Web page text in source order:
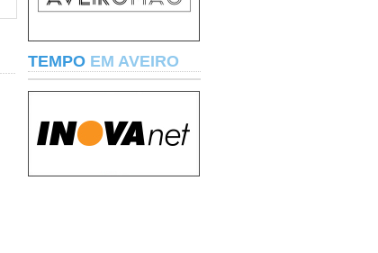
TEMPO EM AVEIRO